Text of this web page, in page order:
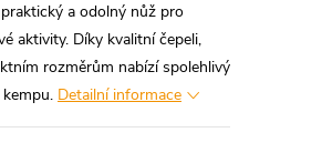
a odolný nůž pro
aktivity. Díky kvalitní čepeli,
rozměrům nabízí spolehlivý
Detailní informace